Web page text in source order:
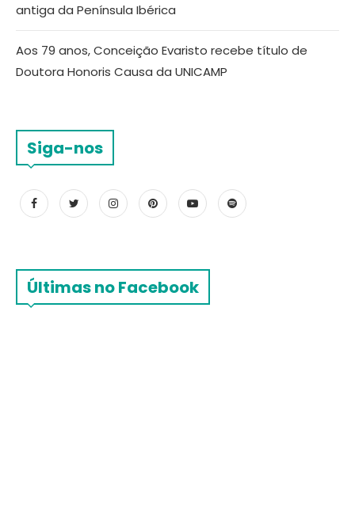
antiga da Península Ibérica
Aos 79 anos, Conceição Evaristo recebe título de
Doutora Honoris Causa da UNICAMP
Siga-nos
Últimas no Facebook